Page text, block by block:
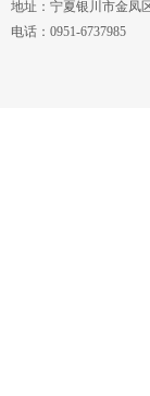
地址：宁夏银川市金凤
电话：0951-6737985